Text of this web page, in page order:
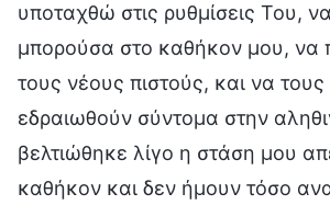
υποταχθώ στις ρυθμίσεις Του,
μπορούσα στο καθήκον μου, να
τους νέους πιστούς, και να
εδραιωθούν σύντομα στην
βελτιώθηκε λίγο η στάση μου
καθήκον και δεν ήμουν τόσο